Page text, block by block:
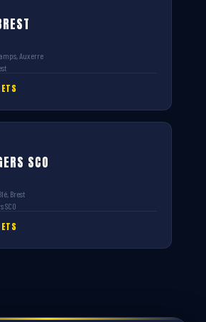
Auxerre
SCO
Brest
SCO